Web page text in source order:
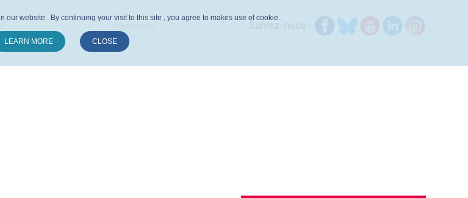
our website . By continuing your visit to this site , you agree to makes use of cookie.
LEARN MORE CLOSE